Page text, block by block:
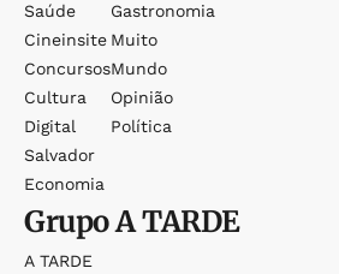
Saúde
Cineinsite
Concursos
Cultura
Digital
Salvador
Economia
Gastronomia
Muito
Mundo
Opinião
Política
GrupoA TARDE
A TARDE